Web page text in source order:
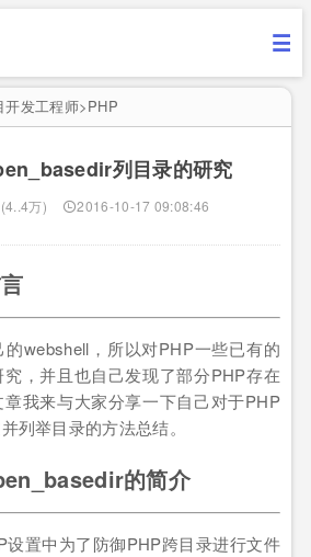
开发工程师>PHP
列目录的研究
(4..4万) 2016-10-17 09:08:46
webshell，所以对PHP一些已有的
，并且也自己发现了部分PHP存在
我来与大家分享一下自己对于PHP
列举目录的方法总结。
的简介
设置中为了防御PHP跨目录进行文件